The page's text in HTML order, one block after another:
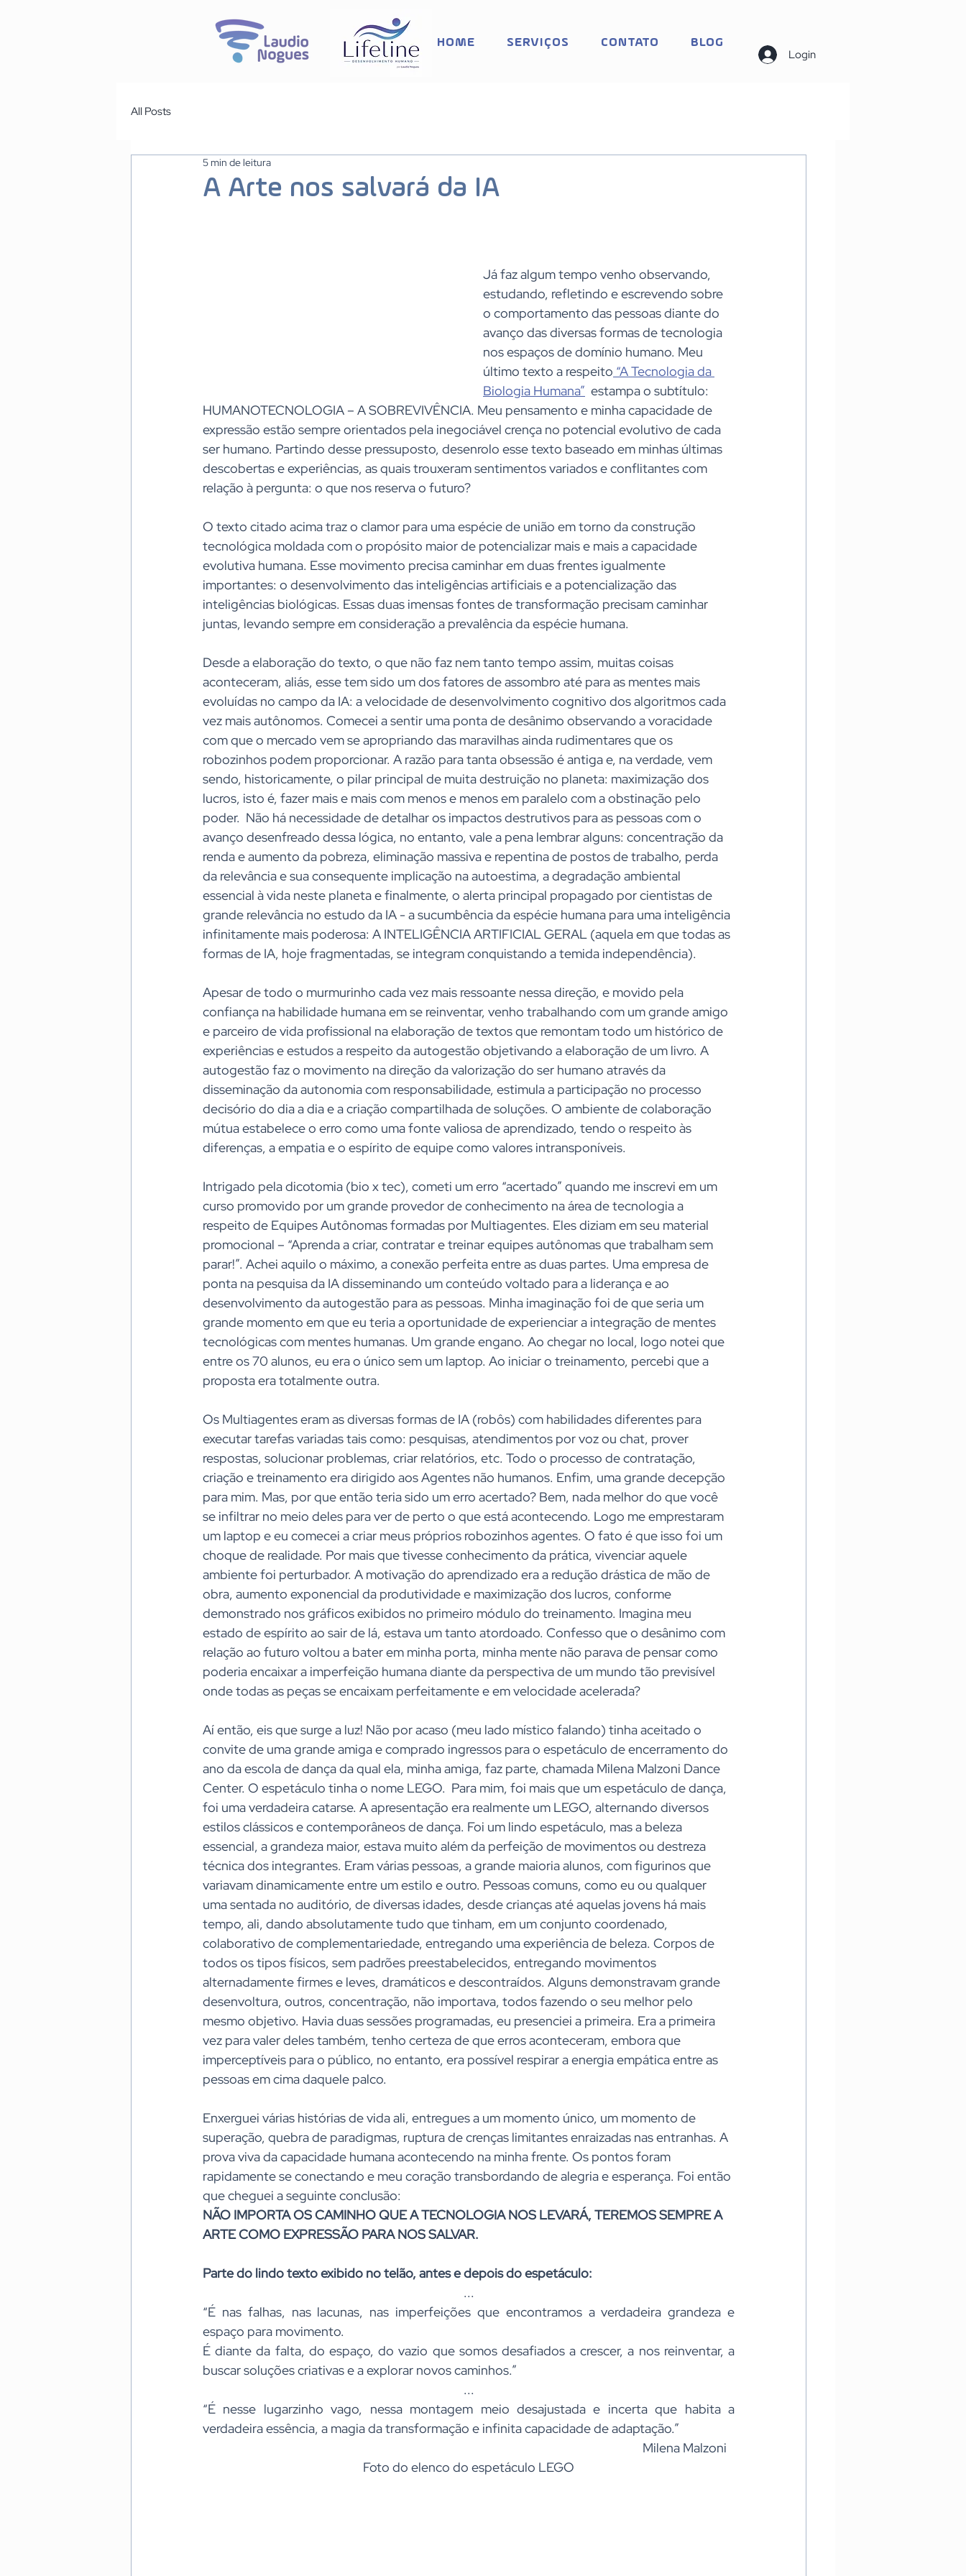
HOME SERVIÇOS CONTATO BLOG
Login
All Posts
A Arte nos salvará da IA
5 min de leitura
Já faz algum tempo venho observando,
estudando, refletindo e escrevendo sobre
o comportamento das pessoas diante do
avanço das diversas formas de tecnologia
nos espaços de domínio humano. Meu
último texto a respeito “A Tecnologia da
Biologia Humana” estampa o subtítulo:
HUMANOTECNOLOGIA – A SOBREVIVÊNCIA. Meu pensamento e minha capacidade de
expressão estão sempre orientados pela inegociável crença no potencial evolutivo de cada
ser humano. Partindo desse pressuposto, desenrolo esse texto baseado em minhas últimas
descobertas e experiências, as quais trouxeram sentimentos variados e conflitantes com
relação à pergunta: o que nos reserva o futuro?
O texto citado acima traz o clamor para uma espécie de união em torno da construção
tecnológica moldada com o propósito maior de potencializar mais e mais a capacidade
evolutiva humana. Esse movimento precisa caminhar em duas frentes igualmente
importantes: o desenvolvimento das inteligências artificiais e a potencialização das
inteligências biológicas. Essas duas imensas fontes de transformação precisam caminhar
juntas, levando sempre em consideração a prevalência da espécie humana.
Desde a elaboração do texto, o que não faz nem tanto tempo assim, muitas coisas
aconteceram, aliás, esse tem sido um dos fatores de assombro até para as mentes mais
evoluídas no campo da IA: a velocidade de desenvolvimento cognitivo dos algoritmos cada
vez mais autônomos. Comecei a sentir uma ponta de desânimo observando a voracidade
com que o mercado vem se apropriando das maravilhas ainda rudimentares que os
robozinhos podem proporcionar. A razão para tanta obsessão é antiga e, na verdade, vem
sendo, historicamente, o pilar principal de muita destruição no planeta: maximização dos
lucros, isto é, fazer mais e mais com menos e menos em paralelo com a obstinação pelo
poder.  Não há necessidade de detalhar os impactos destrutivos para as pessoas com o
avanço desenfreado dessa lógica, no entanto, vale a pena lembrar alguns: concentração da
renda e aumento da pobreza, eliminação massiva e repentina de postos de trabalho, perda
da relevância e sua consequente implicação na autoestima, a degradação ambiental
essencial à vida neste planeta e finalmente, o alerta principal propagado por cientistas de
grande relevância no estudo da IA - a sucumbência da espécie humana para uma inteligência
infinitamente mais poderosa: A INTELIGÊNCIA ARTIFICIAL GERAL (aquela em que todas as
formas de IA, hoje fragmentadas, se integram conquistando a temida independência).
Apesar de todo o murmurinho cada vez mais ressoante nessa direção, e movido pela
confiança na habilidade humana em se reinventar, venho trabalhando com um grande amigo
e parceiro de vida profissional na elaboração de textos que remontam todo um histórico de
experiências e estudos a respeito da autogestão objetivando a elaboração de um livro. A
autogestão faz o movimento na direção da valorização do ser humano através da
disseminação da autonomia com responsabilidade, estimula a participação no processo
decisório do dia a dia e a criação compartilhada de soluções. O ambiente de colaboração
mútua estabelece o erro como uma fonte valiosa de aprendizado, tendo o respeito às
diferenças, a empatia e o espírito de equipe como valores intransponíveis.
Intrigado pela dicotomia (bio x tec), cometi um erro “acertado” quando me inscrevi em um
curso promovido por um grande provedor de conhecimento na área de tecnologia a
respeito de Equipes Autônomas formadas por Multiagentes. Eles diziam em seu material
promocional – “Aprenda a criar, contratar e treinar equipes autônomas que trabalham sem
parar!”. Achei aquilo o máximo, a conexão perfeita entre as duas partes. Uma empresa de
ponta na pesquisa da IA disseminando um conteúdo voltado para a liderança e ao
desenvolvimento da autogestão para as pessoas. Minha imaginação foi de que seria um
grande momento em que eu teria a oportunidade de experienciar a integração de mentes
tecnológicas com mentes humanas. Um grande engano. Ao chegar no local, logo notei que
entre os 70 alunos, eu era o único sem um laptop. Ao iniciar o treinamento, percebi que a
proposta era totalmente outra.
Os Multiagentes eram as diversas formas de IA (robôs) com habilidades diferentes para
executar tarefas variadas tais como: pesquisas, atendimentos por voz ou chat, prover
respostas, solucionar problemas, criar relatórios, etc. Todo o processo de contratação,
criação e treinamento era dirigido aos Agentes não humanos. Enfim, uma grande decepção
para mim. Mas, por que então teria sido um erro acertado? Bem, nada melhor do que você
se infiltrar no meio deles para ver de perto o que está acontecendo. Logo me emprestaram
um laptop e eu comecei a criar meus próprios robozinhos agentes. O fato é que isso foi um
choque de realidade. Por mais que tivesse conhecimento da prática, vivenciar aquele
ambiente foi perturbador. A motivação do aprendizado era a redução drástica de mão de
obra, aumento exponencial da produtividade e maximização dos lucros, conforme
demonstrado nos gráficos exibidos no primeiro módulo do treinamento. Imagina meu
estado de espírito ao sair de lá, estava um tanto atordoado. Confesso que o desânimo com
relação ao futuro voltou a bater em minha porta, minha mente não parava de pensar como
poderia encaixar a imperfeição humana diante da perspectiva de um mundo tão previsível
onde todas as peças se encaixam perfeitamente e em velocidade acelerada?
Aí então, eis que surge a luz! Não por acaso (meu lado místico falando) tinha aceitado o
convite de uma grande amiga e comprado ingressos para o espetáculo de encerramento do
ano da escola de dança da qual ela, minha amiga, faz parte, chamada Milena Malzoni Dance
Center. O espetáculo tinha o nome LEGO.  Para mim, foi mais que um espetáculo de dança,
foi uma verdadeira catarse. A apresentação era realmente um LEGO, alternando diversos
estilos clássicos e contemporâneos de dança. Foi um lindo espetáculo, mas a beleza
essencial, a grandeza maior, estava muito além da perfeição de movimentos ou destreza
técnica dos integrantes. Eram várias pessoas, a grande maioria alunos, com figurinos que
variavam dinamicamente entre um estilo e outro. Pessoas comuns, como eu ou qualquer
uma sentada no auditório, de diversas idades, desde crianças até aquelas jovens há mais
tempo, ali, dando absolutamente tudo que tinham, em um conjunto coordenado,
colaborativo de complementariedade, entregando uma experiência de beleza. Corpos de
todos os tipos físicos, sem padrões preestabelecidos, entregando movimentos
alternadamente firmes e leves, dramáticos e descontraídos. Alguns demonstravam grande
desenvoltura, outros, concentração, não importava, todos fazendo o seu melhor pelo
mesmo objetivo. Havia duas sessões programadas, eu presenciei a primeira. Era a primeira
vez para valer deles também, tenho certeza de que erros aconteceram, embora que
imperceptíveis para o público, no entanto, era possível respirar a energia empática entre as
pessoas em cima daquele palco.
Enxerguei várias histórias de vida ali, entregues a um momento único, um momento de
superação, quebra de paradigmas, ruptura de crenças limitantes enraizadas nas entranhas. A
prova viva da capacidade humana acontecendo na minha frente. Os pontos foram
rapidamente se conectando e meu coração transbordando de alegria e esperança. Foi então
que cheguei a seguinte conclusão:
NÃO IMPORTA OS CAMINHO QUE A TECNOLOGIA NOS LEVARÁ, TEREMOS SEMPRE A
ARTE COMO EXPRESSÃO PARA NOS SALVAR.
Parte do lindo texto exibido no telão, antes e depois do espetáculo:
...
“É nas falhas, nas lacunas, nas imperfeições que encontramos a verdadeira grandeza e
espaço para movimento.
É diante da falta, do espaço, do vazio que somos desafiados a crescer, a nos reinventar, a
buscar soluções criativas e a explorar novos caminhos.”
...
“É nesse lugarzinho vago, nessa montagem meio desajustada e incerta que habita a
verdadeira essência, a magia da transformação e infinita capacidade de adaptação.”
Milena Malzoni
Foto do elenco do espetáculo LEGO